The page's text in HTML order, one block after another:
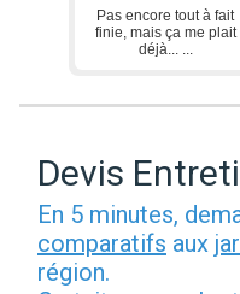
Pas encore tout à fait
finie, mais ça me plait
déjà... ...
Devis
En 5 minutes,
comparatifs aux
région.